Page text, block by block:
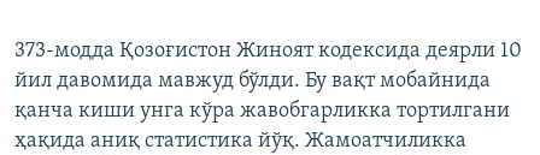
373-модда Қозоғистон Жиноят кодексида деярли 10
йил давомида мавжуд бўлди. Бу вақт мобайнида
қанча киши унга кўра жавобгарликка тортилгани
ҳақида аниқ статистика йўқ. Жамоатчиликка